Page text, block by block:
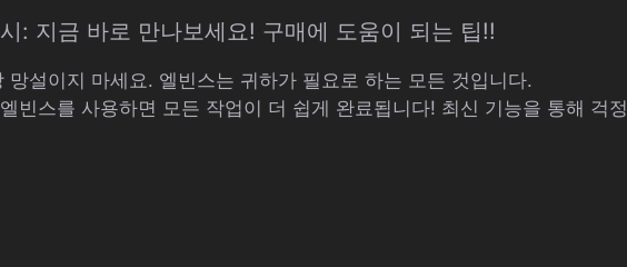
: 지금 바로 만나보세요! 구매에 도움이 되는 팁!!
망설이지 마세요. 엘빈스는 귀하가 필요로 하는 모든 것입니다.
빈스를 사용하면 모든 작업이 더 쉽게 완료됩니다! 최신 기능을 통해 걱정